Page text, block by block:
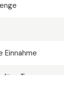
Einnahme
x Tage